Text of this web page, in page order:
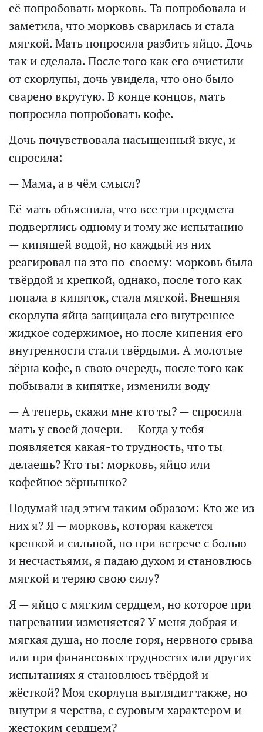
её попробовать морковь. Та попробовала и
заметила, что морковь сварилась и стала
мягкой. Мать попросила разбить яйцо. Дочь
так и сделала. После того как его очистили
от скорлупы, дочь увидела, что оно было
сварено вкрутую. В конце концов, мать
попросила попробовать кофе.
Дочь почувствовала насыщенный вкус, и
спросила:
— Мама, а в чём смысл?
Её мать объяснила, что все три предмета
подверглись одному и тому же испытанию
— кипящей водой, но каждый из них
реагировал на это по-своему: морковь была
твёрдой и крепкой, однако, после того как
попала в кипяток, стала мягкой. Внешняя
скорлупа яйца защищала его внутреннее
жидкое содержимое, но после кипения его
внутренности стали твёрдыми. А молотые
зёрна кофе, в свою очередь, после того как
побывали в кипятке, изменили воду
— А теперь, скажи мне кто ты? — спросила
мать у своей дочери. — Когда у тебя
появляется какая-то трудность, что ты
делаешь? Кто ты: морковь, яйцо или
кофейное зёрнышко?
Подумай над этим таким образом: Кто же из
них я? Я — морковь, которая кажется
крепкой и сильной, но при встрече с болью
и несчастьями, я падаю духом и становлюсь
мягкой и теряю свою силу?
Я — яйцо с мягким сердцем, но которое при
нагревании изменяется? У меня добрая и
мягкая душа, но после горя, нервного срыва
или при финансовых трудностях или других
испытаниях я становлюсь твёрдой и
жёсткой? Моя скорлупа выглядит также, но
внутри я черства, с суровым характером и
жестоким сердцем?